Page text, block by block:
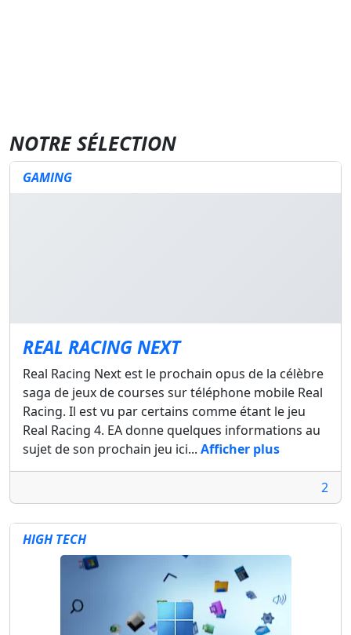
NOTRE SÉLECTION
GAMING
REAL RACING NEXT
Real Racing Next est le prochain opus de la célèbre
saga de jeux de courses sur téléphone mobile Real
Racing. Il est vu par certains comme étant le jeu
Real Racing 4. EA donne quelques informations au
sujet de son prochain jeu ici... Afficher plus
2
HIGH TECH